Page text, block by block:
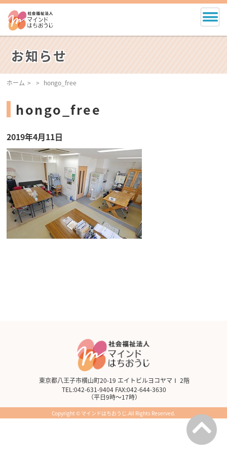
お知らせ
ホーム hongo_free
hongo_free
2019年4月11日
東京都八王子市横山町20-19 エイトビルヨコヤマⅠ 2階
TEL:042-631-9404 FAX:042-644-3630
（平日9時～17時）
Copyright © マインドはちおうじ.All Rights Reserved.